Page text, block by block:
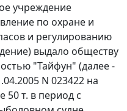
учреждение
по охране и
и регулированию
выдало обществу
"Тайфун" (далее -
N 023422 на
50 т. в период с